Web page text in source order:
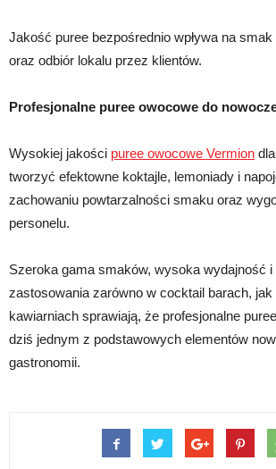
Jakość puree bezpośrednio wpływa na
oraz odbiór lokalu przez klientów.
Profesjonalne puree owocowe do
Wysokiej jakości puree owocowe Vermion
tworzyć efektowne koktajle, lemoniady i
zachowaniu powtarzalności smaku oraz
personelu.
Szeroka gama smaków, wysoka wydajność
zastosowania zarówno w cocktail barach,
kawiarniach sprawiają, że profesjonalne
dziś jednym z podstawowych elementów
gastronomii.